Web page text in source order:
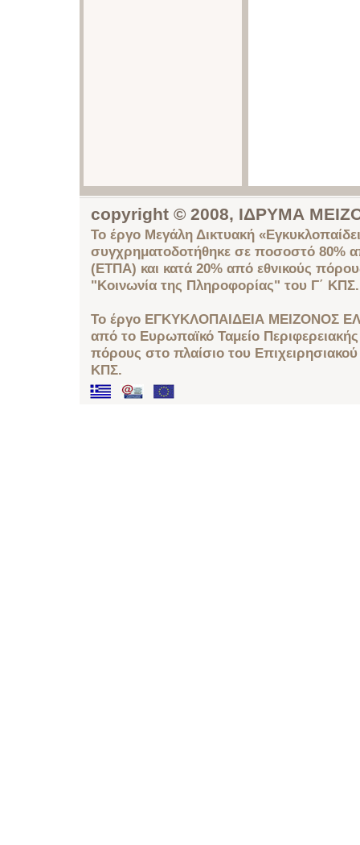
copyright © 2008, ΙΔΡΥΜΑ
Το έργο Μεγάλη Δικτυακή
συγχρηματοδοτήθηκε σε ποσοστό 80%
(ΕΤΠΑ) και κατά 20% από εθνικούς
"Κοινωνία της Πληροφορίας" του Γ΄ ΚΠΣ.
Το έργο ΕΓΚΥΚΛΟΠΑΙΔΕΙΑ ΜΕΙΖΟΝΟΣ
από το Ευρωπαϊκό Ταμείο
πόρους στο πλαίσιο του
ΚΠΣ.